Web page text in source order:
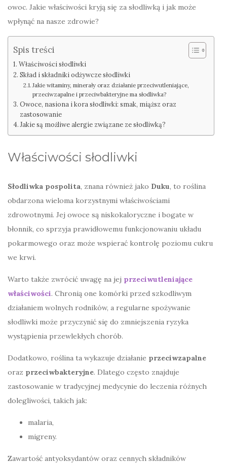
owoc. Jakie właściwości kryją się za słodliwką i jak może
wpłynąć na nasze zdrowie?
Spis treści
Właściwości słodliwki
Skład i składniki odżywcze słodliwki
Jakie witaminy, minerały oraz działanie przeciwutleniające,
przeciwzapalne i przeciwbakteryjne ma słodliwka?
Owoce, nasiona i kora słodliwki: smak, miąższ oraz
zastosowanie
Jakie są możliwe alergie związane ze słodliwką?
Właściwości słodliwki
Słodliwka pospolita, znana również jako Duku, to roślina
obdarzona wieloma korzystnymi właściwościami
zdrowotnymi. Jej owoce są niskokaloryczne i bogate w
błonnik, co sprzyja prawidłowemu funkcjonowaniu układu
pokarmowego oraz może wspierać kontrolę poziomu cukru
we krwi.
Warto także zwrócić uwagę na jej przeciwutleniające
właściwości. Chronią one komórki przed szkodliwym
działaniem wolnych rodników, a regularne spożywanie
słodliwki może przyczynić się do zmniejszenia ryzyka
wystąpienia przewlekłych chorób.
Dodatkowo, roślina ta wykazuje działanie przeciwzapalne
oraz przeciwbakteryjne. Dlatego często znajduje
zastosowanie w tradycyjnej medycynie do leczenia różnych
dolegliwości, takich jak:
malaria,
migreny.
Zawartość antyoksydantów oraz cennych składników